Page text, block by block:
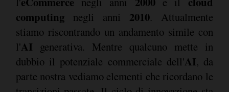
computingnegli anni 2010. Attualmente
stiamo riscontrando un andamento simile con
l'AI generativa. Mentre qualcuno mette in
dubbio il potenziale commerciale dell'AI, da
parte nostra vediamo elementi che ricordano le